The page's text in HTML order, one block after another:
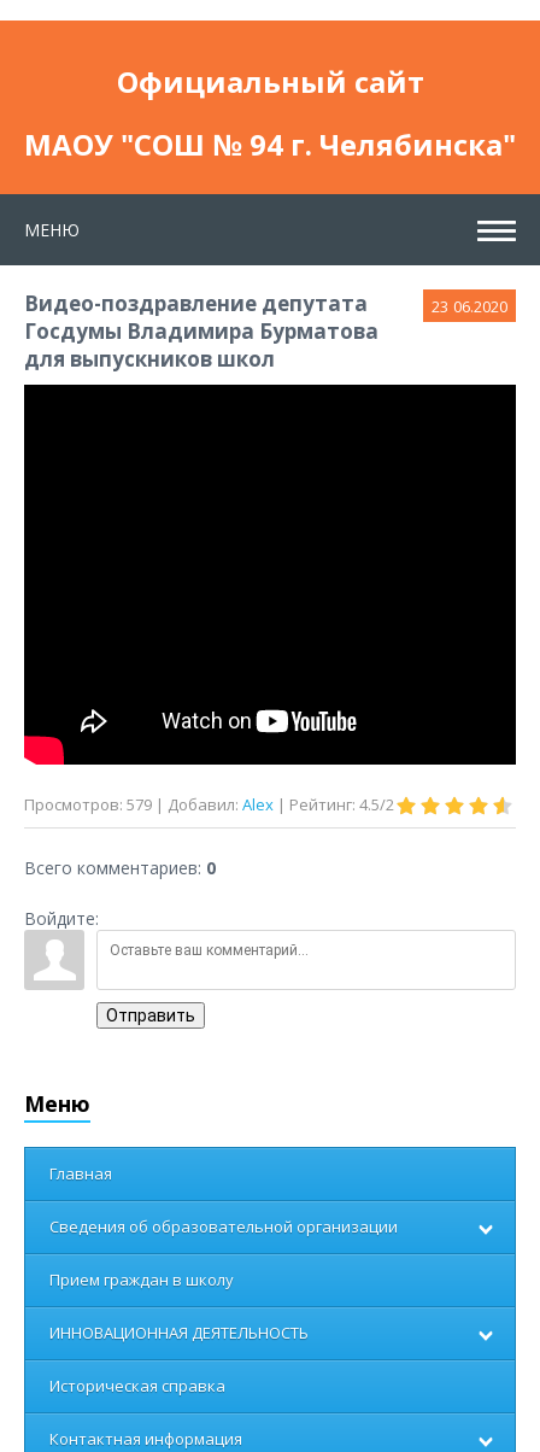
Официальный сайт
МАОУ "СОШ № 94 г. Челябинска"
МЕНЮ
23 06.2020
Видео-поздравление депутата
Госдумы Владимира Бурматова
для выпускников школ
Просмотров: 579 | Добавил: Alex | Рейтинг: 4.5/2
Всего комментариев: 0
Войдите:
Отправить
Меню
Главная
Сведения об образовательной организации
Прием граждан в школу
ИННОВАЦИОННАЯ ДЕЯТЕЛЬНОСТЬ
Историческая справка
Контактная информация